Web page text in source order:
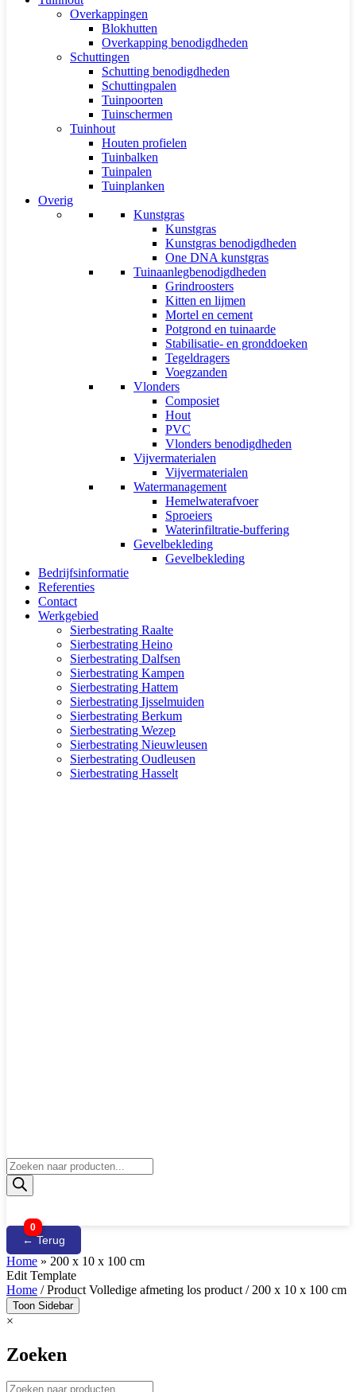
Overkappingen
Blokhutten
Overkapping benodigdheden
Schuttingen
Schutting benodigdheden
Schuttingpalen
Tuinpoorten
Tuinschermen
Tuinhout
Houten profielen
Tuinbalken
Tuinpalen
Tuinplanken
Overig
Kunstgras
Kunstgras
Kunstgras benodigdheden
One DNA kunstgras
Tuinaanlegbenodigdheden
Grindroosters
Kitten en lijmen
Mortel en cement
Potgrond en tuinaarde
Stabilisatie- en gronddoeken
Tegeldragers
Voegzanden
Vlonders
Composiet
Hout
PVC
Vlonders benodigdheden
Vijvermaterialen
Vijvermaterialen
Watermanagement
Hemelwaterafvoer
Sproeiers
Waterinfiltratie-buffering
Gevelbekleding
Gevelbekleding
Bedrijfsinformatie
Referenties
Contact
Werkgebied
Sierbestrating Raalte
Sierbestrating Heino
Sierbestrating Dalfsen
Sierbestrating Kampen
Sierbestrating Hattem
Sierbestrating Ijsselmuiden
Sierbestrating Berkum
Sierbestrating Wezep
Sierbestrating Nieuwleusen
Sierbestrating Oudleusen
Sierbestrating Hasselt
Producten
zoeken
0
← Terug
Home » 200 x 10 x 100 cm
Edit Template
Home / Product Volledige afmeting los product / 200 x 10 x 100 cm
Toon Sidebar
×
Zoeken
Producten